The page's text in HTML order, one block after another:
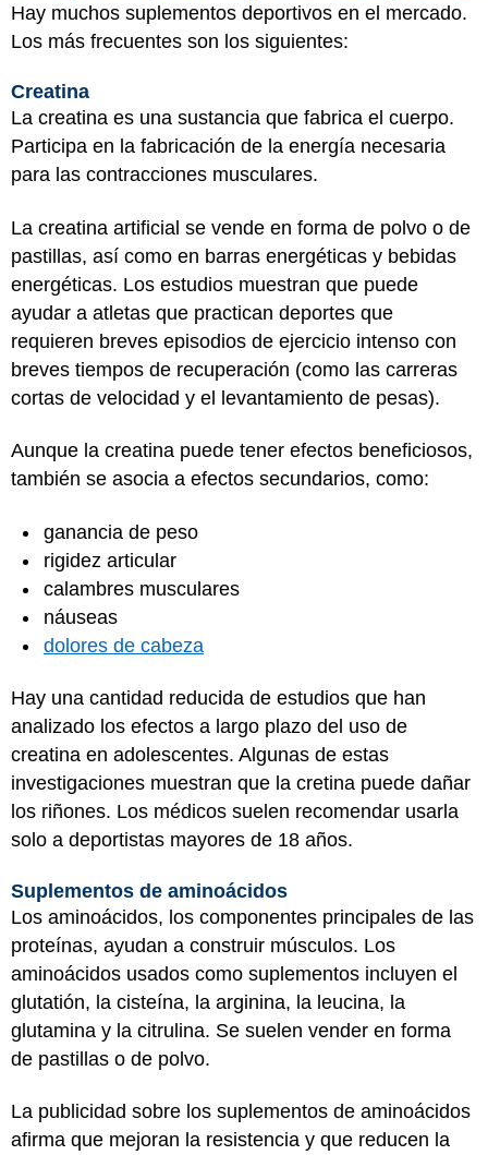
Hay muchos suplementos deportivos en el mercado.
Los más frecuentes son los siguientes:
Creatina
La creatina es una sustancia que fabrica el cuerpo.
Participa en la fabricación de la energía necesaria
para las contracciones musculares.
La creatina artificial se vende en forma de polvo o de
pastillas, así como en barras energéticas y bebidas
energéticas. Los estudios muestran que puede
ayudar a atletas que practican deportes que
requieren breves episodios de ejercicio intenso con
breves tiempos de recuperación (como las carreras
cortas de velocidad y el levantamiento de pesas).
Aunque la creatina puede tener efectos beneficiosos,
también se asocia a efectos secundarios, como:
ganancia de peso
rigidez articular
calambres musculares
náuseas
dolores de cabeza
Hay una cantidad reducida de estudios que han
analizado los efectos a largo plazo del uso de
creatina en adolescentes. Algunas de estas
investigaciones muestran que la cretina puede dañar
los riñones. Los médicos suelen recomendar usarla
solo a deportistas mayores de 18 años.
Suplementos de aminoácidos
Los aminoácidos, los componentes principales de las
proteínas, ayudan a construir músculos. Los
aminoácidos usados como suplementos incluyen el
glutatión, la cisteína, la arginina, la leucina, la
glutamina y la citrulina. Se suelen vender en forma
de pastillas o de polvo.
La publicidad sobre los suplementos de aminoácidos
afirma que mejoran la resistencia y que reducen la